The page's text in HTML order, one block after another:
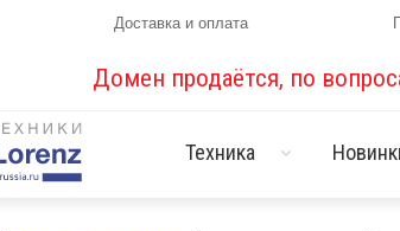
Доставка и оплата
Домен продаётся, по
Техника